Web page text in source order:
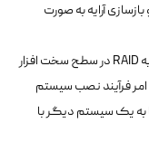
آرایه به صورت
پیکربندی و مدیریت آرایه RAID در سطح سخت افزار
فرآیند نصب سیستم
یک سیستم دیگر با